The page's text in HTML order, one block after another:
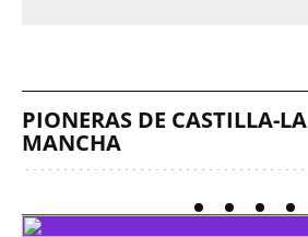
PIONERAS DE CASTILLA-LA
MANCHA